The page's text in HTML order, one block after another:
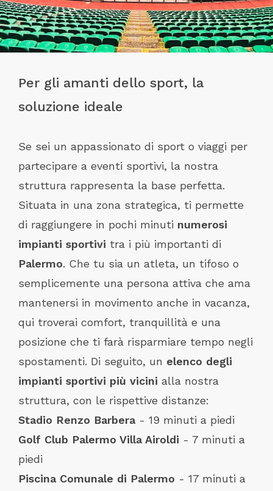
Per gli amanti dello sport, la
soluzione ideale
Se sei un appassionato di sport o viaggi per
partecipare a eventi sportivi, la nostra
struttura rappresenta la base perfetta.
Situata in una zona strategica, ti permette
di raggiungere in pochi minuti numerosi
impianti sportivi tra i più importanti di
Palermo. Che tu sia un atleta, un tifoso o
semplicemente una persona attiva che ama
mantenersi in movimento anche in vacanza,
qui troverai comfort, tranquillità e una
posizione che ti farà risparmiare tempo negli
spostamenti. Di seguito, un elenco degli
impianti sportivi più vicini alla nostra
struttura, con le rispettive distanze:
Stadio Renzo Barbera- 19 minuti a piedi
Golf Club Palermo Villa Airoldi - 7 minuti a
piedi
Piscina Comunale di Palermo - 17 minuti a